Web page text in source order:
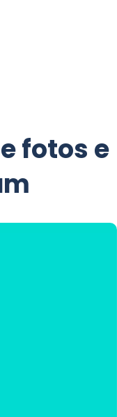
fotos e